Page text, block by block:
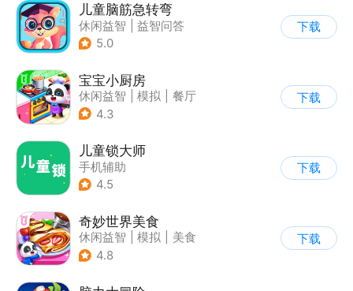
儿童脑筋急转弯
休闲益智
益智问答
| 儿童游戏
5.0
下载
宝宝小厨房
休闲益智 模拟
餐厅
| 宝宝巴士
4.3
下载
儿童锁大师
手机辅助
4.5
下载
奇妙世界美食
休闲益智 模拟
美食
| 宝宝巴士
4.8
下载